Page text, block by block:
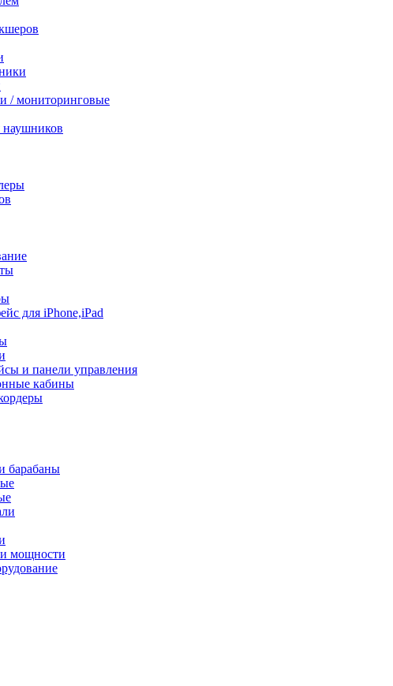
/ мониторинговые
наушников
для iPhone,iPad
и панели управления
кабины
барабаны
мощности